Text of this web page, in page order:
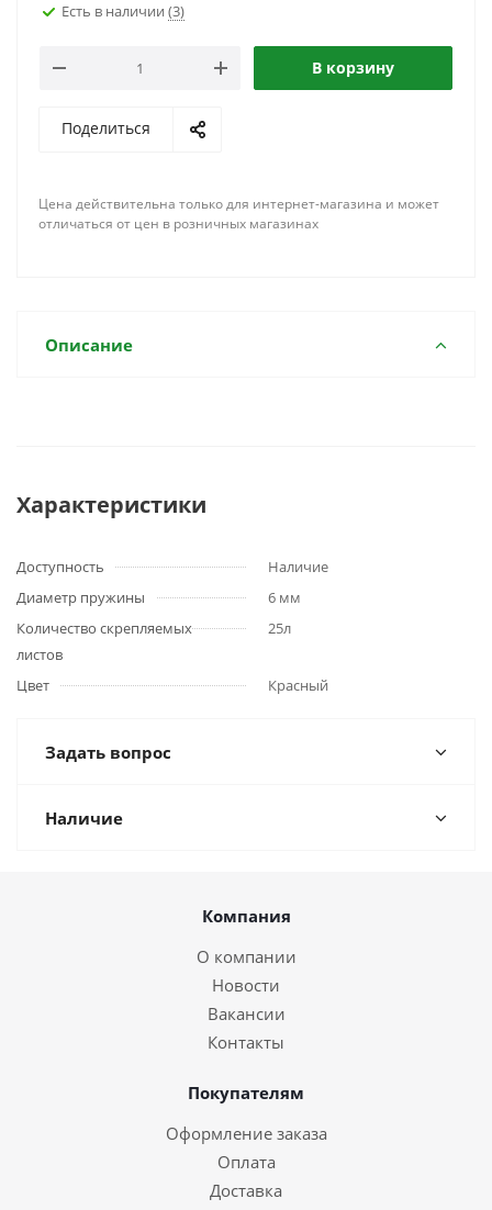
Есть в наличии (3)
В корзину
Поделиться
Цена действительна только для интернет-магазина и может
отличаться от цен в розничных магазинах
Описание
Характеристики
Доступность
Наличие
Диаметр пружины
6 мм
Количество скрепляемых
листов
25л
Цвет Красный
Задать вопрос
Наличие
Компания
О компании
Новости
Вакансии
Контакты
Покупателям
Оформление заказа
Оплата
Доставка